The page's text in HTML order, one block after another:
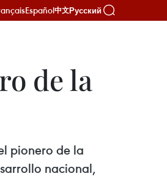
Español中文Русский
de la
pionero de la
nacional,